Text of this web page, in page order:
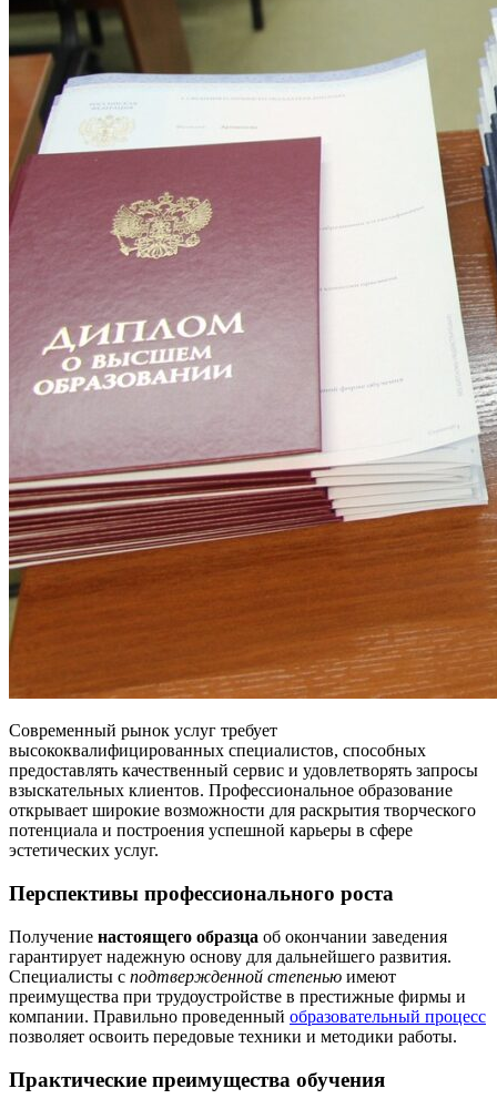
Современный рынок услуг требует
высококвалифицированных специалистов, способных
предоставлять качественный сервис и удовлетворять запросы
взыскательных клиентов. Профессиональное образование
открывает широкие возможности для раскрытия творческого
потенциала и построения успешной карьеры в сфере
эстетических услуг.
Перспективы профессионального роста
Получение настоящего образца об окончании заведения
гарантирует надежную основу для дальнейшего развития.
Специалисты с подтвержденной степенью имеют
преимущества при трудоустройстве в престижные фирмы и
компании. Правильно проведенный образовательный процесс
позволяет освоить передовые техники и методики работы.
Практические преимущества обучения